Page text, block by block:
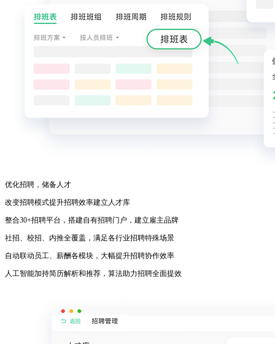
优化招聘，储备人才
改变招聘模式提升招聘效率建立人才库
整合30+招聘平台，搭建自有招聘门户，建立雇主品牌
社招、校招、内推全覆盖，满足各行业招聘特殊场景
自动联动员工、薪酬各模块，大幅提升招聘协作效率
人工智能加持简历解析和推荐，算法助力招聘全面提效